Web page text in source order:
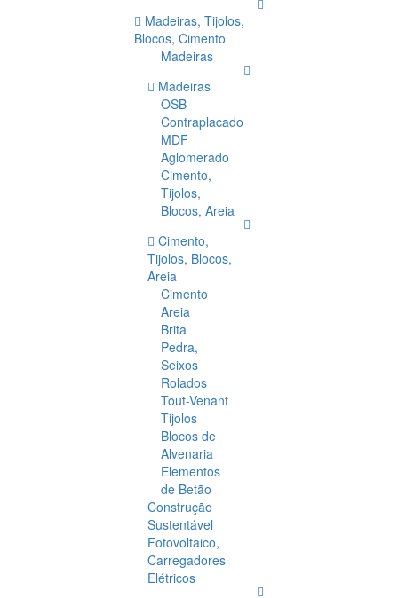
Madeiras, Tijolos,
Blocos, Cimento
Madeiras
Madeiras
OSB
Contraplacado
MDF
Aglomerado
Cimento,
Tijolos,
Blocos, Areia
Cimento,
Tijolos, Blocos,
Areia
Cimento
Areia
Brita
Pedra,
Seixos
Rolados
Tout-Venant
Tijolos
Blocos de
Alvenaria
Elementos
de Betão
Construção
Sustentável
Fotovoltaico,
Carregadores
Elétricos